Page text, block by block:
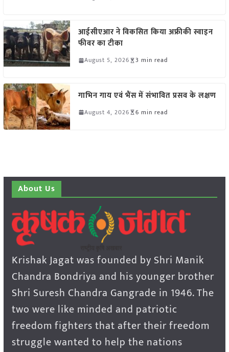
आईसीएआर ने विकसित किया अफ्रीकी स्वाइन
फीवर का टीका
August 5, 2026 3 min read
गाभिन गाय एवं भैंस में संभावित प्रसव के लक्षण
August 4, 2026 6 min read
About Us
Krishak Jagat was founded by Shri Manik
Chandra Bondriya and his younger brother
Shri Suresh Chandra Gangrade in 1946. The
two were like minded and patriotic
freedom fighters that after their freedom
struggle wanted to help the nations